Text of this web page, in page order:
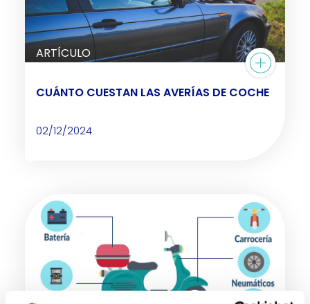
ARTÍCULO
CUÁNTO CUESTAN LAS AVERÍAS DE COCHE
02/12/2024